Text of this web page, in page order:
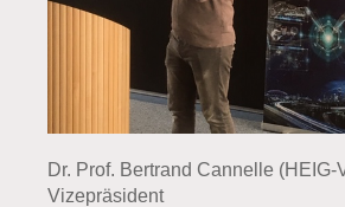
Dr. Prof. Bertrand Cannelle (HEIG-
Vizepräsident